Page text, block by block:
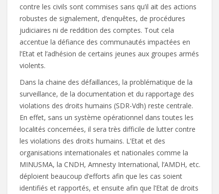
contre les civils sont commises sans qu’il ait des actions
robustes de signalement, d’enquêtes, de procédures
judiciaires ni de reddition des comptes. Tout cela
accentue la défiance des communautés impactées en
l’Etat et l’adhésion de certains jeunes aux groupes armés
violents.
Dans la chaine des défaillances, la problématique de la
surveillance, de la documentation et du rapportage des
violations des droits humains (SDR-Vdh) reste centrale.
En effet, sans un système opérationnel dans toutes les
localités concernées, il sera très difficile de lutter contre
les violations des droits humains. L’Etat et des
organisations internationales et nationales comme la
MINUSMA, la CNDH, Amnesty International, l’AMDH, etc.
déploient beaucoup d’efforts afin que les cas soient
identifiés et rapportés, et ensuite afin que l’Etat de droits